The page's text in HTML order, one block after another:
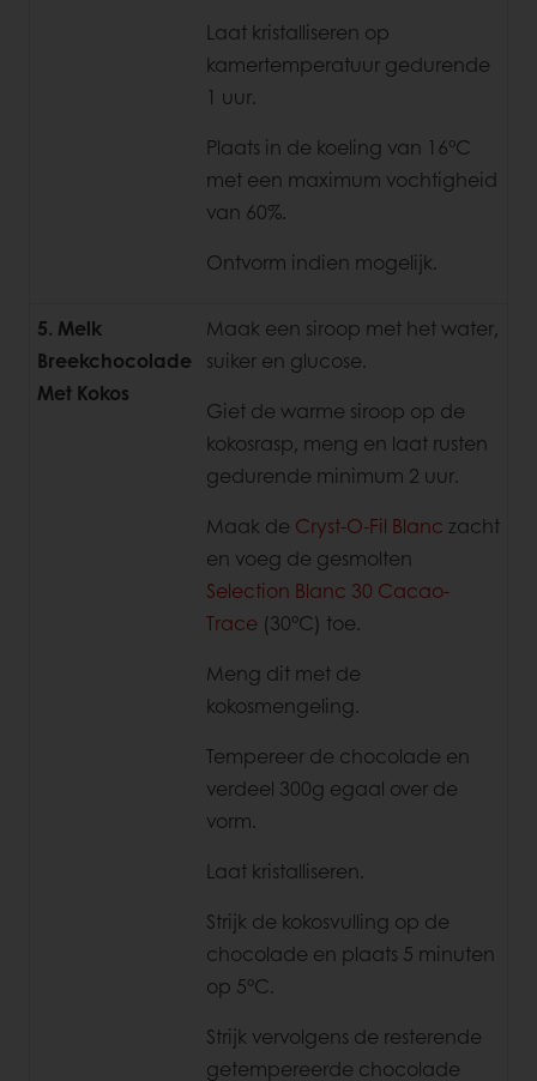
Laat kristalliseren op
kamertemperatuur gedurende
1 uur.
Plaats in de koeling van 16°C
met een maximum vochtigheid
van 60%.
Ontvorm indien mogelijk.
5. Melk
Breekchocolade
Met Kokos
Maak een siroop met het water,
suiker en glucose.
Giet de warme siroop op de
kokosrasp, meng en laat rusten
gedurende minimum 2 uur.
Maak de Cryst-O-Fil Blanc zacht
en voeg de gesmolten
Selection Blanc 30 Cacao-
Trace (30°C) toe.
Meng dit met de
kokosmengeling.
Tempereer de chocolade en
verdeel 300g egaal over de
vorm.
Laat kristalliseren.
Strijk de kokosvulling op de
chocolade en plaats 5 minuten
op 5°C.
Strijk vervolgens de resterende
getempereerde chocolade